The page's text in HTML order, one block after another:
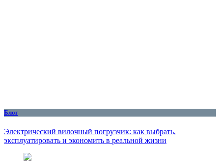
Блог
Электрический вилочный погрузчик: как выбрать,
эксплуатировать и экономить в реальной жизни